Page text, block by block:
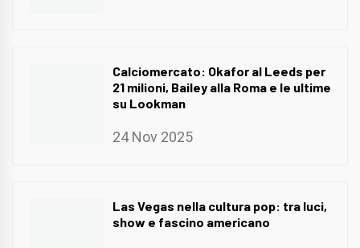
Calciomercato: Okafor al Leeds per
21 milioni, Bailey alla Roma e le ultime
su Lookman
24 Nov 2025
Las Vegas nella cultura pop: tra luci,
show e fascino americano